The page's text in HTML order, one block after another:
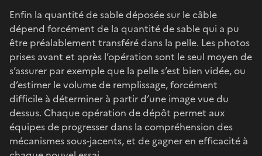
Enfin la quantité de sable déposée sur le câble
dépend forcément de la quantité de sable qui a pu
être préalablement transféré dans la pelle. Les photos
prises avant et après l’opération sont le seul moyen de
s’assurer par exemple que la pelle s’est bien vidée, ou
d’estimer le volume de remplissage, forcément
difficile à déterminer à partir d’une image vue du
dessus. Chaque opération de dépôt permet aux
équipes de progresser dans la compréhension des
mécanismes sous-jacents, et de gagner en efficacité à